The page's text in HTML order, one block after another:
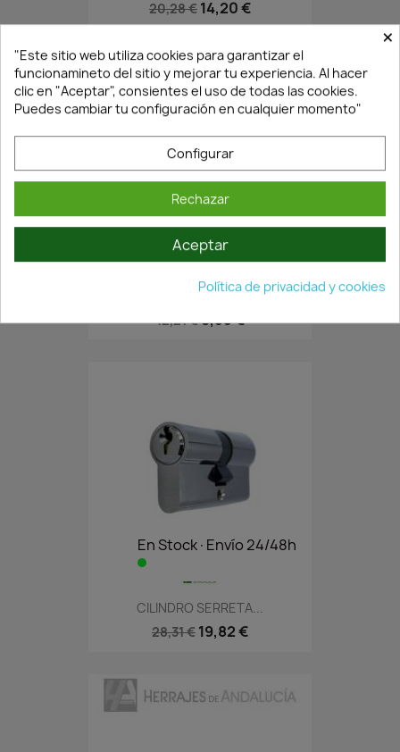
20,28 € 14,20 €
En Stock·Envío 24/48h
CILINDRO SERRETA...
12,21 €8,55 €
En Stock·Envío 24/48h
CILINDRO SERRETA...
28,31 € 19,82 €
×
"Este sitio web utiliza cookies para garantizar el
funcionamineto del sitio y mejorar tu experiencia. Al hacer
clic en "Aceptar", consientes el uso de todas las cookies.
Puedes cambiar tu configuración en cualquier momento"
Configurar
Rechazar
Aceptar
Política de privacidad y cookies